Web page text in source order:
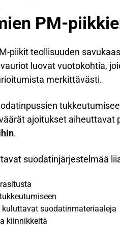
PM-
piikit teollisuuden
luovat vuotokohtia,
merkittävästi.
ajoitukset aiheuttavat
.
suodatinjärjestelmää
suodatinmateriaaleja
kiinnikkeitä